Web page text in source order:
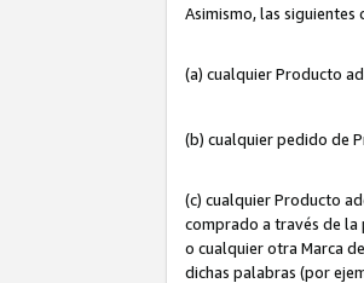
Asimismo, las
(a) cualquier Producto
(b) cualquier pedido de
(c) cualquier Producto
comprado a través de la
o cualquier otra Marca
dichas palabras (por